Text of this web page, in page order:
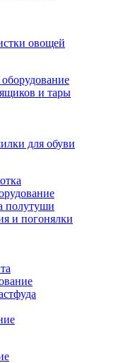
овощей
и тары
для обуви
полутуши
и погонялки